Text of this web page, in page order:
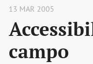
13 MAR 2005
campo